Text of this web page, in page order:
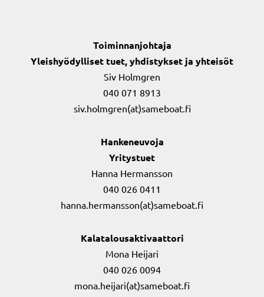
Toiminnanjohtaja
Yleishyödylliset tuet, yhdistykset ja yhteisöt
Siv Holmgren
040 071 8913
siv.holmgren(at)sameboat.fi
Hankeneuvoja
Yritystuet
Hanna Hermansson
040 026 0411
hanna.hermansson(at)sameboat.fi
Kalatalousaktivaattori
Mona Heijari
040 026 0094
mona.heijari(at)sameboat.fi